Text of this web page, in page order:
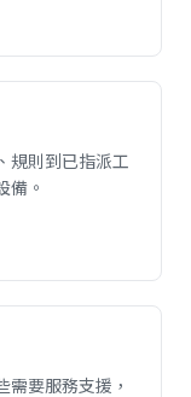
規則到已指派工
備。
需要服務支援，